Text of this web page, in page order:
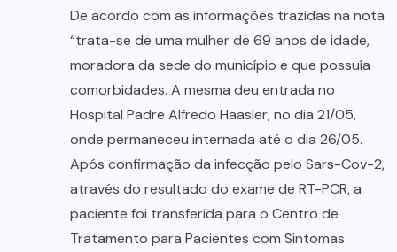
De acordo com as informações trazidas na nota
“trata-se de uma mulher de 69 anos de idade,
moradora da sede do município e que possuía
comorbidades. A mesma deu entrada no
Hospital Padre Alfredo Haasler, no dia 21/05,
onde permaneceu internada até o dia 26/05.
Após confirmação da infecção pelo Sars-Cov-2,
através do resultado do exame de RT-PCR, a
paciente foi transferida para o Centro de
Tratamento para Pacientes com Sintomas